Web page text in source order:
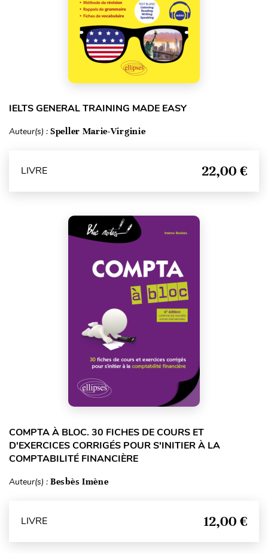
IELTS GENERAL TRAINING MADE EASY
Auteur(s) : Speller Marie-Virginie
LIVRE 22,00 €
COMPTA À BLOC. 30 FICHES DE COURS ET
D'EXERCICES CORRIGÉS POUR S'INITIER À LA
COMPTABILITÉ FINANCIÈRE
Auteur(s) : Besbès Imène
LIVRE 12,00 €